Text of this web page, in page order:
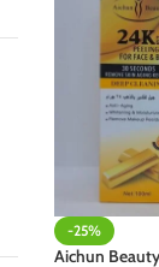
-25%
Aichun